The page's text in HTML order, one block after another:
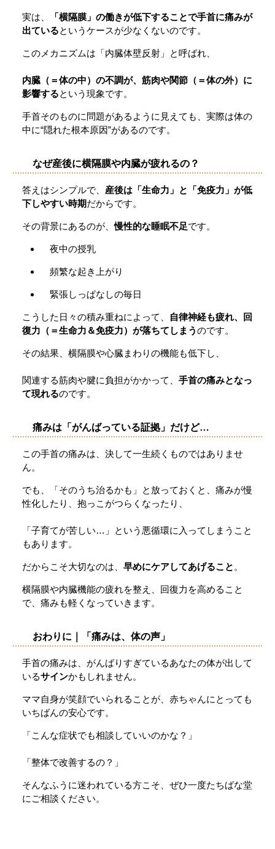
実は、
「横隔膜」の働きが低下することで手首に痛みが
出ているというケースが少なくないのです。
このメカニズムは「内臓体壁反射」と呼ばれ、
内臓（＝体の中）の不調が、筋肉や関節（＝体の外）に
影響するという現象です。
手首そのものに問題があるように見えても、実際は体の
中に“隠れた根本原因”があるのです。
なぜ産後に横隔膜や内臓が疲れるの？
答えはシンプルで、 産後は「生命力」と「免疫力」が低
下しやすい時期だからです。
その背景にあるのが、慢性的な睡眠不足です。
夜中の授乳
頻繁な起き上がり
緊張しっぱなしの毎日
こうした日々の積み重ねによって、
自律神経も疲れ、回
復力（＝生命力＆免疫力）が落ちてしまうのです。
その結果、横隔膜や心臓まわりの機能も低下し、
関連する筋肉や腱に負担がかかって、 手首の痛みとなっ
て現れるのです。
痛みは「がんばっている証拠」だけど…
この手首の痛みは、決して一生続くものではありませ
ん。
でも、「そのうち治るかも」と放っておくと、痛みが慢
性化したり、抱っこがつらくなったり、
「子育てが苦しい…」という悪循環に入ってしまうこと
もあります。
だからこそ大切なのは、 早めにケアしてあげること 。
横隔膜や内臓機能の疲れを整え、回復力を高めること
で、痛みも軽くなっていきます。
おわりに｜「痛みは、体の声」
手首の痛みは、がんばりすぎているあなたの体が出して
いるサインかもしれません。
ママ自身が笑顔でいられることが、赤ちゃんにとっても
いちばんの安心です。
「こんな症状でも相談していいのかな？」
「整体で改善するの？」
そんなふうに迷われている方こそ、ぜひ一度たちばな堂
にご相談ください。